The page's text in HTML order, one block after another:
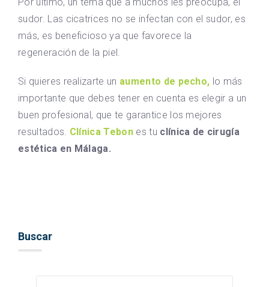
sudor. Las cicatrices no se infectan con el sudor, es
más, es beneficioso ya que favorece la
regeneración de la piel.
Si quieres realizarte un aumento de pecho, lo más
importante que debes tener en cuenta es elegir a un
buen profesional, que te garantice los mejores
resultados. Clínica Tebon es tu clínica de cirugía
estética en Málaga.
Buscar